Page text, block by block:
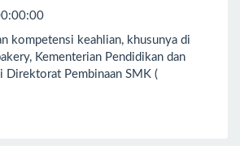
kompetensi keahlian, khusunya di
Kementerian Pendidikan dan
Direktorat Pembinaan SMK (